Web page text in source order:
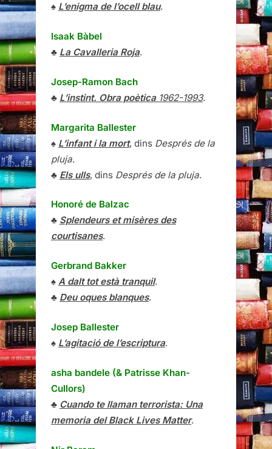
♠ L’enigma de l’ocell blau.
Isaak Bàbel
♣ La Cavalleria Roja.
Josep-Ramon Bach
♣ L’instint. Obra poètica1962-1993.
Margarita Ballester
♠ L’infant i la mort, dins Després de la
pluja.
♣ Els ulls, dins Després de la pluja.
Honoré de Balzac
♣ Splendeurs et misères des
courtisanes.
Gerbrand Bakker
♠ A dalt tot està tranquil.
♣ Deu oques blanques.
Josep Ballester
♠ L’agitació de l’escriptura.
asha bandele (& Patrisse Khan-
Cullors)
♣ Cuando te llaman terrorista: Una
memoria del Black Lives Matter.